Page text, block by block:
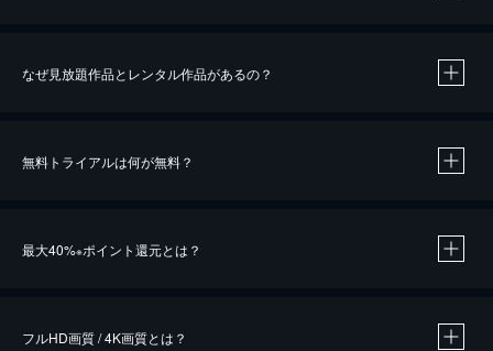
なぜ見放題作品とレンタル作品があるの？
無料トライアルは何が無料？
最大40%※ポイント還元とは？
フルHD画質 / 4K画質とは？